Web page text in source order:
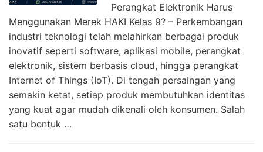
Perangkat Elektronik Harus
Menggunakan Merek HAKI Kelas 9? – Perkembangan
industri teknologi telah melahirkan berbagai produk
inovatif seperti software, aplikasi mobile, perangkat
elektronik, sistem berbasis cloud, hingga perangkat
Internet of Things (IoT). Di tengah persaingan yang
semakin ketat, setiap produk membutuhkan identitas
yang kuat agar mudah dikenali oleh konsumen. Salah
satu bentuk …